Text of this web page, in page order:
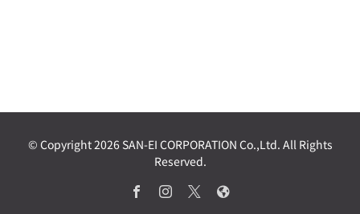
© Copyright 2026 SAN-EI CORPORATION Co.,Ltd. All Rights
Reserved.
FacebookInstagram Web